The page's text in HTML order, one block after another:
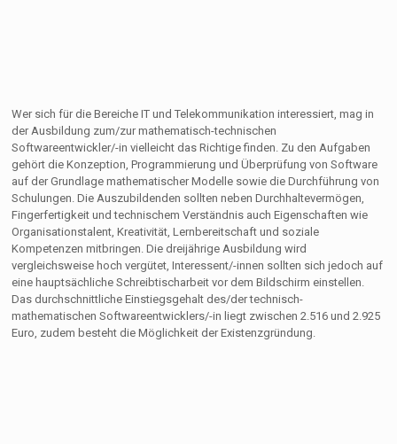
Wer sich für die Bereiche IT und Telekommunikation interessiert, mag in
der Ausbildung zum/zur mathematisch-technischen
Softwareentwickler/-in vielleicht das Richtige finden. Zu den Aufgaben
gehört die Konzeption, Programmierung und Überprüfung von Software
auf der Grundlage mathematischer Modelle sowie die Durchführung von
Schulungen. Die Auszubildenden sollten neben Durchhaltevermögen,
Fingerfertigkeit und technischem Verständnis auch Eigenschaften wie
Organisationstalent, Kreativität, Lernbereitschaft und soziale
Kompetenzen mitbringen. Die dreijährige Ausbildung wird
vergleichsweise hoch vergütet, Interessent/-innen sollten sich jedoch auf
eine hauptsächliche Schreibtischarbeit vor dem Bildschirm einstellen.
Das durchschnittliche Einstiegsgehalt des/der technisch-
mathematischen Softwareentwicklers/-in liegt zwischen 2.516 und 2.925
Euro, zudem besteht die Möglichkeit der Existenzgründung.